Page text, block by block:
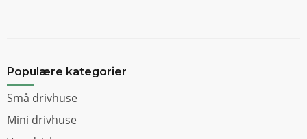
Populære kategorier
Små drivhuse
Mini drivhuse